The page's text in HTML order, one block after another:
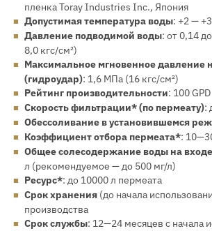
пленка Toray Industries Inc., Япония
Допустимая температура воды: +2 —
Давление подводимой воды: от 0,14
8,0 кгс/см²)
Максимальное мгновенное давление
(гидроудар): 1,6 МПа (16 кгс/см²)
Рейтинг производительности: 100 GPD
Cкорость фильтрации* (по пермеату):
Обессоливание в установившемся
Коэффициент отбора пермеата*:
Общее солесодержание воды на входе
л (рекомендуемое — до 500 мг/л)
Ресурс*: до 10000 л пермеата
Срок хранения (до начала
производства
Срок службы: 12—24 месяцев с начала